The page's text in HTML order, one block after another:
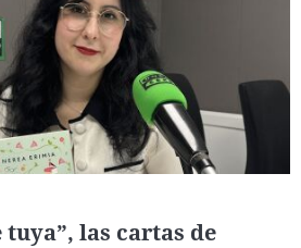
La rosa de los vientos
Gente viajera
Como el perro y el
Caso
Retornados
Equipo de
Operación Viuda
Extremadura
Galicia
La Rioja
Navarra
País Vasco
Virales
Televisión
Elecciones
las cartas de